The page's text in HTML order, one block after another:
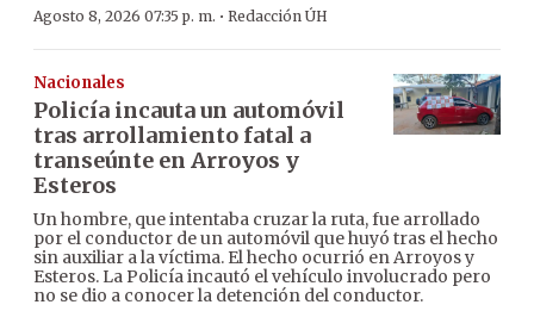
Agosto 8, 2026 07:35 p. m. · Redacción ÚH
Nacionales
Policía incauta un automóvil
tras arrollamiento fatal a
transeúnte en Arroyos y
Esteros
Un hombre, que intentaba cruzar la ruta, fue arrollado
por el conductor de un automóvil que huyó tras el hecho
sin auxiliar a la víctima. El hecho ocurrió en Arroyos y
Esteros. La Policía incautó el vehículo involucrado pero
no se dio a conocer la detención del conductor.